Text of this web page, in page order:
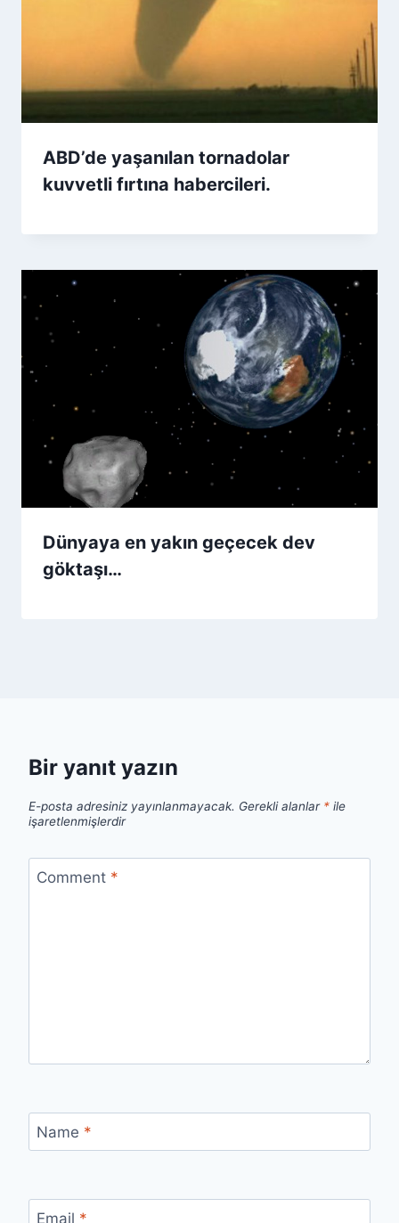
ABD’de yaşanılan tornadolar
kuvvetli fırtına habercileri.
Dünyaya en yakın geçecek dev
göktaşı…
Bir yanıt yazın
E-posta adresiniz yayınlanmayacak. Gerekli alanlar * ile
işaretlenmişlerdir
Comment *
Name *
Email *